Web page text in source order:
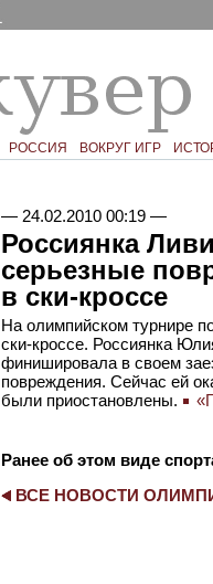
РОССИЯ ВОКРУГ ИГР
— 24.02.2010 00:19—
Россиянка
серьезные
в ски-кроссе
На олимпийском турнире
ски-кроссе. Россиянка
финишировала в своем
повреждения. Сейчас ей
были приостановлены.
Ранее об этом виде
ВСЕ НОВОСТИ